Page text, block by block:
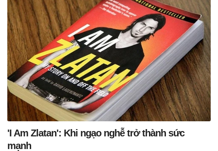
'I Am Zlatan': Khi ngạo nghễ trở thành sức
mạnh